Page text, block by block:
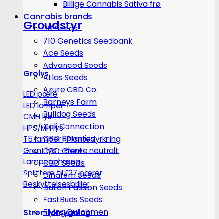
Groudstyr
Grolys
LED pære
LED lamper
CMH lys
HPS/MH lys
T5 lamper | Plantedyrkning
Grønt lys - Plante neutralt
Lampeophæng
Splittere til E27 pærer
Beskyttelsesbriller
Strømforsygning
Billige Cannabis Sativa frø
Cannabis brands
00 Seeds
710 Genetics Seedbank
Ace Seeds
Advanced Seeds
Atlas Seeds
Azure CBD Co.
Barneys Farm
Bulldog Seeds
Cali Connection
CBD Botanics
CBD Crew
CBD Seeds
Dinafem Seeds
Dutch Passion Seeds
FastBuds Seeds
Flying Dutchmen